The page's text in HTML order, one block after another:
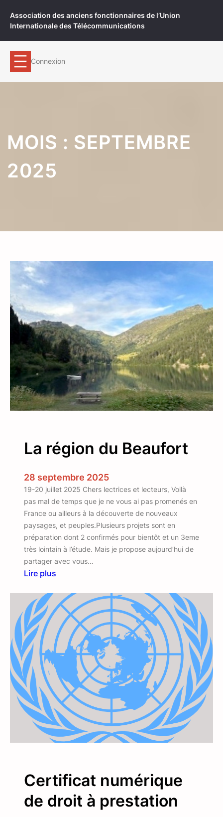
contenu
Association des anciens fonctionnaires de l’Union
Internationale des Télécommunications
Connexion
MOIS : SEPTEMBRE
2025
La région du Beaufort
28 septembre 2025
19-20 juillet 2025 Chers lectrices et lecteurs, Voilà
pas mal de temps que je ne vous ai pas promenés en
France ou ailleurs à la découverte de nouveaux
paysages, et peuples.Plusieurs projets sont en
préparation dont 2 confirmés pour bientôt et un 3eme
très lointain à l’étude. Mais je propose aujourd’hui de
partager avec vous…
Lire plus
a
é
g
o
n
d
u
B
e
a
o
r
t
Certificat numérique
de droit à prestation